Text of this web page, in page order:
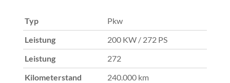
Typ Pkw
Leistung 200 KW / 272 PS
Leistung 272
Kilometerstand 240.000 km